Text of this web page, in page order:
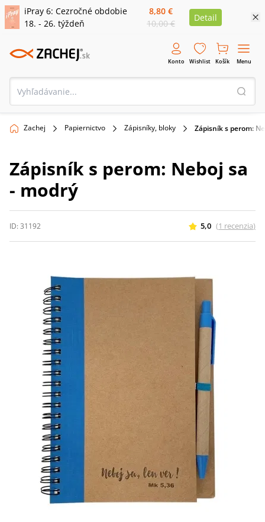
iPray 6: Cezročné obdobie
18. - 26. týždeň
8,80 €
10,00 €
Detail
Konto Wishlist Košík Menu
Zachej Papiernictvo Zápisníky, bloky Zápisník s perom:
Zápisník s perom: Neboj sa
- modrý
ID: 31192 5,0 (1 recenzia)